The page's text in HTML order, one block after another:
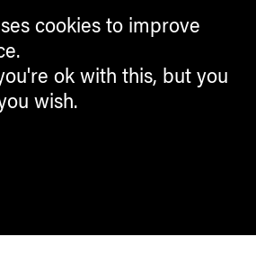
cookies to improve
ok with this, but you
wish.